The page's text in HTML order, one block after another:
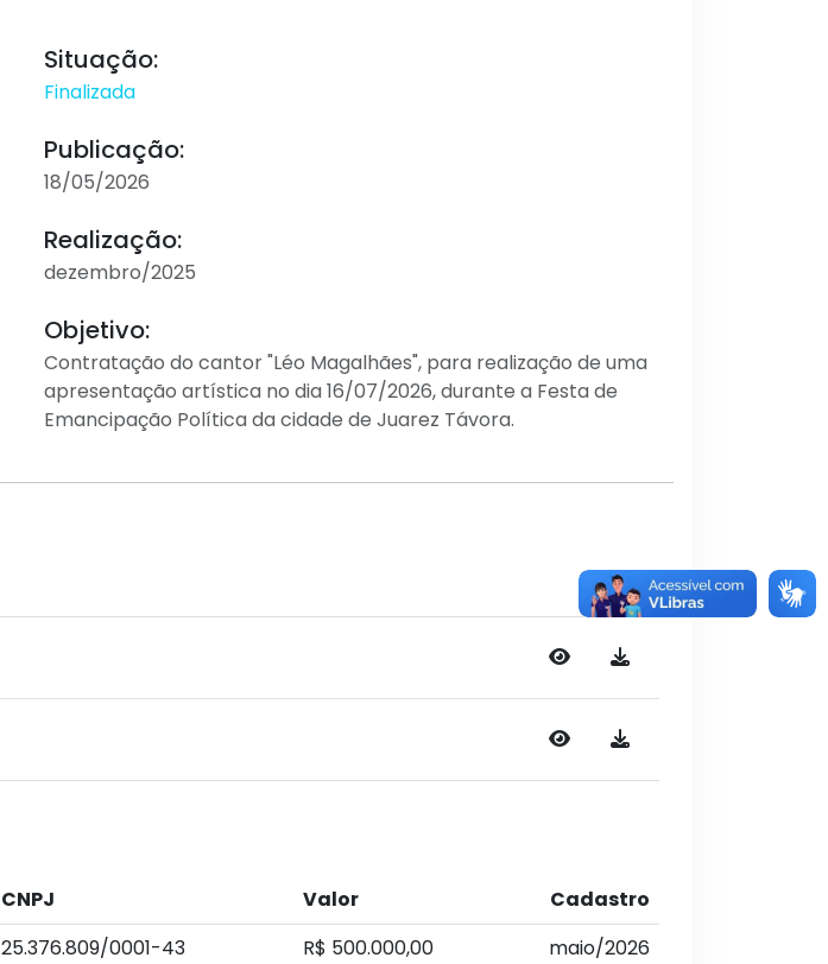
Situação:
Finalizada
Publicação:
18/05/2026
Realização:
dezembro/2025
Objetivo:
Contratação do cantor "Léo Magalhães", para realização de uma
apresentação artística no dia 16/07/2026, durante a Festa de
Emancipação Política da cidade de Juarez Távora.
Ações
CNPJ Valor
Cadastro
25.376.809/0001-43 R$ 500.000,00 maio/2026